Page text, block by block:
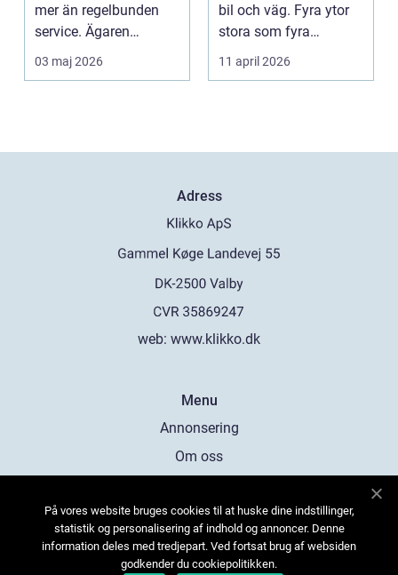
mer än regelbunden
service. Ägaren
behöver också ha kol...
03 maj 2026
bil och väg. Fyra ytor
stora som fyra
handflator avgör
bromss...
11 april 2026
Adress
web: www.klikko.dk
Menu
Annonsering
Om oss
Kontakta oss
Sitemap
På vores website bruges cookies til at huske dine indstillinger,
statistik og personalisering af indhold og annoncer. Denne
information deles med tredjepart. Ved fortsat brug af websiden
godkender du cookiepolitikken.